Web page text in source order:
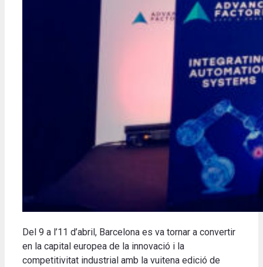
Del 9 a l’11 d’abril, Barcelona es va tornar a convertir
en la capital europea de la innovació i la
competitivitat industrial amb la vuitena edició de